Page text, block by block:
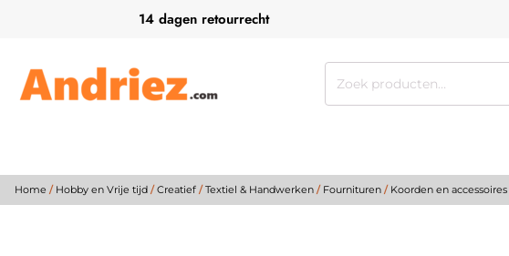
14 dagen retourrecht
Zoeken
Home / Hobby en Vrije tijd /Creatief /Textiel & Handwerken / Fournituren / Koorden en accessoires